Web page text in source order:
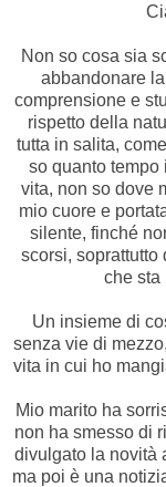
Non so cosa sia
abbandonare
comprensione e
rispetto della
tutta in salita,
so quanto tempo
vita, non so dove
mio cuore e
silente, finché
scorsi,
che sta
Un insieme di
senza vie di
vita in cui ho
Mio marito ha
non ha smesso di
divulgato la novità
ma poi è una